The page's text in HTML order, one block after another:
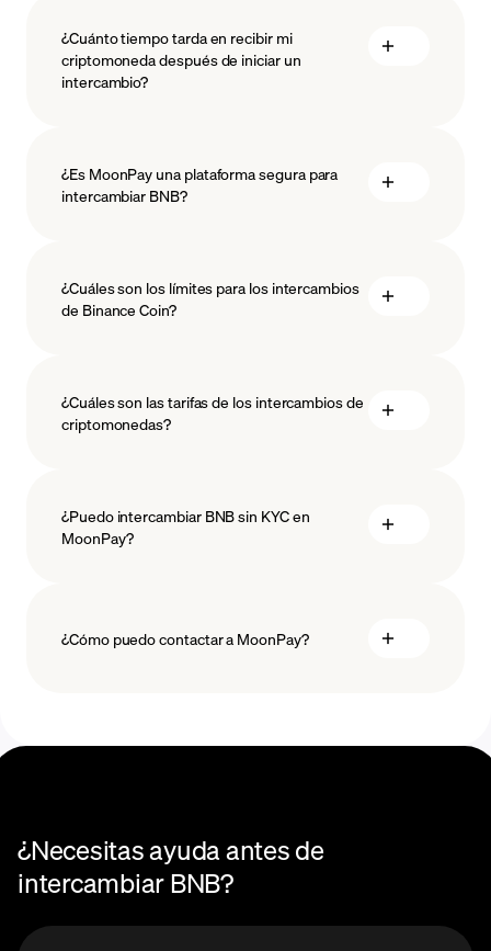
¿Cuánto tiempo tarda en recibir mi
criptomoneda después de iniciar un
intercambio?
¿Es MoonPay una plataforma segura para
intercambiar BNB?
salvaguardar
¿Cuáles son los límites para los intercambios
de Binance Coin?
¿Cuáles son las tarifas de los intercambios de
criptomonedas?
¿Puedo intercambiar BNB sin KYC en
MoonPay?
¿Cómo puedo contactar a MoonPay?
Intercambios
¿Necesitas ayuda antes de
intercambiar BNB?